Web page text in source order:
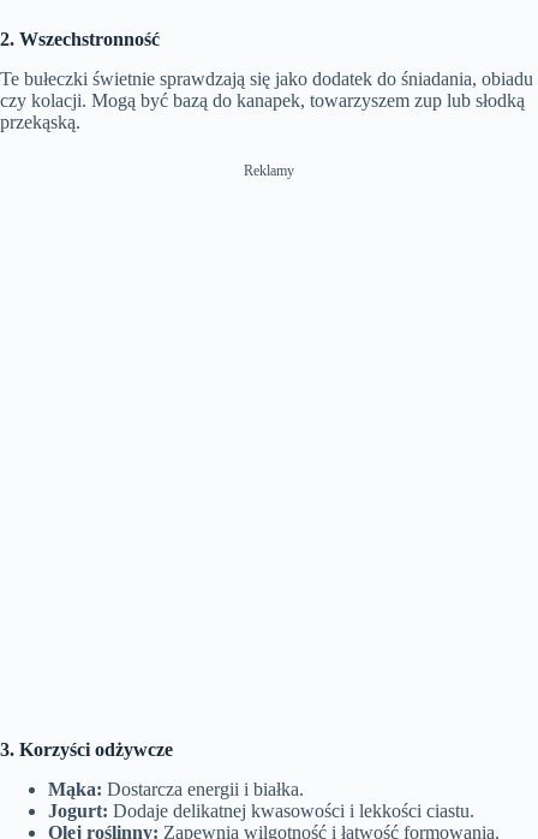
2. Wszechstronność
Te bułeczki świetnie sprawdzają się jako dodatek do śniadania, obiadu
czy kolacji. Mogą być bazą do kanapek, towarzyszem zup lub słodką
przekąską.
Reklamy
3. Korzyści odżywcze
Mąka: Dostarcza energii i białka.
Jogurt: Dodaje delikatnej kwasowości i lekkości ciastu.
Olej roślinny: Zapewnia wilgotność i łatwość formowania.